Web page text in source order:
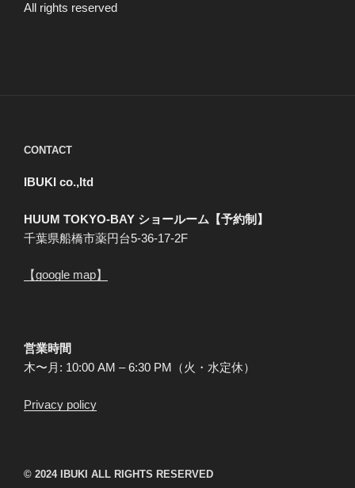
All rights reserved
CONTACT
IBUKI co.,ltd
HUUM TOKYO-BAY ショールーム【予約制】
千葉県船橋市薬円台5-36-17-2F
【google map】
営業時間
木〜月: 10:00 AM – 6:30 PM（火・水定休）
Privacy policy
© 2024 IBUKI ALL RIGHTS RESERVED